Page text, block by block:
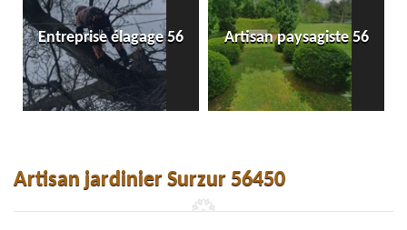
Entreprise élagage 56 Artisan paysagiste 56
Artisan jardinier Surzur 56450